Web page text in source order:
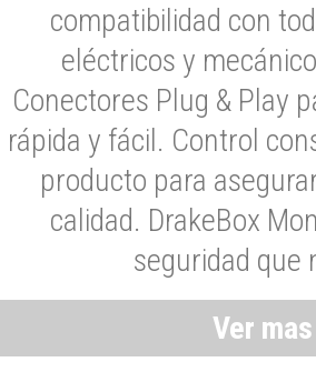
compatibilidad con
eléctricos y
Conectores Plug & Play
rápida y fácil. Control
producto para
calidad. DrakeBox
seguridad que
Ver mas